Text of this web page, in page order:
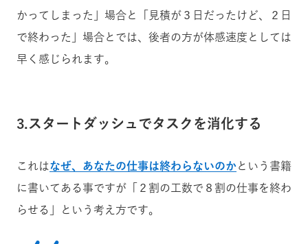
かってしまった」場合と「見積が３日だったけど、２日
で終わった」場合とでは、後者の方が体感速度としては
早く感じられます。
3.スタートダッシュでタスクを消化する
これはなぜ、あなたの仕事は終わらないのかという書籍
に書いてある事ですが「２割の工数で８割の仕事を終わ
らせる」という考え方です。